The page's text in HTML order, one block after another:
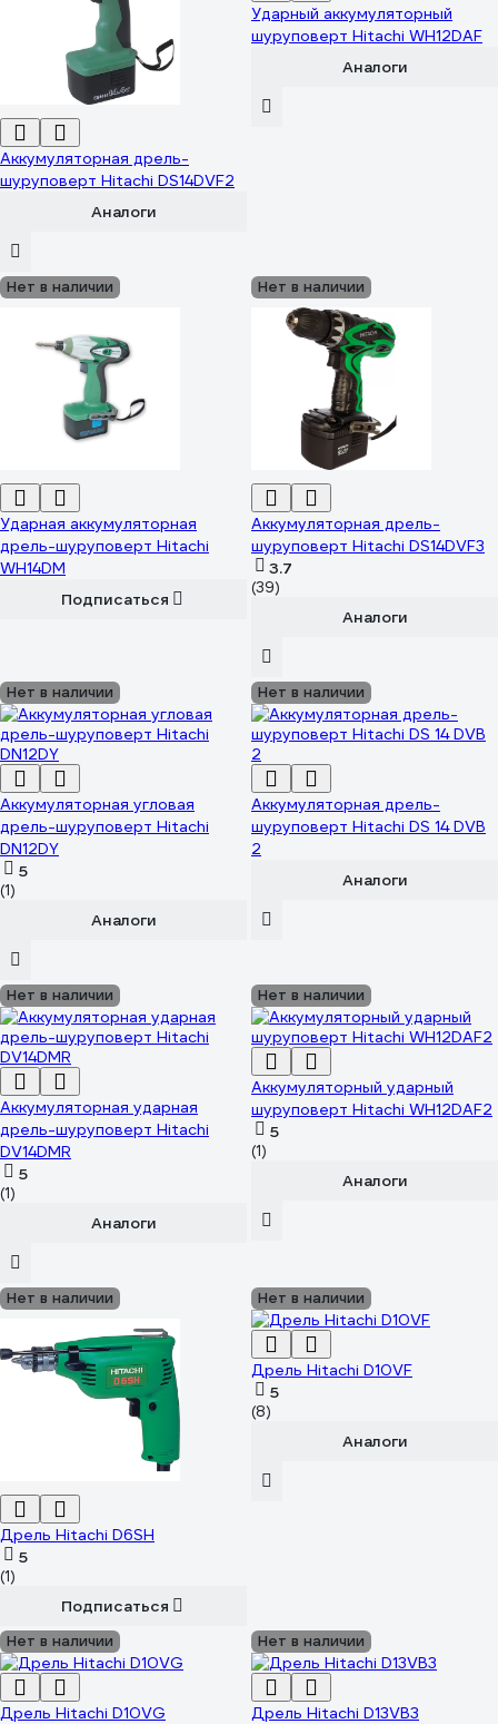
Аккумуляторная дрель-
шуруповерт Hitachi DS14DVF2
Аналоги
Ударный аккумуляторный
шуруповерт Hitachi WH12DAF
Аналоги
Нет в наличии
Ударная аккумуляторная
дрель-шуруповерт Hitachi
WH14DM
Подписаться
Нет в наличии
Аккумуляторная дрель-
шуруповерт Hitachi DS14DVF3
3.7
(39)
Аналоги
Нет в наличии
Аккумуляторная угловая
дрель-шуруповерт Hitachi
DN12DY
5
(1)
Аналоги
Нет в наличии
Аккумуляторная дрель-
шуруповерт Hitachi DS 14 DVB
2
Аналоги
Нет в наличии
Аккумуляторная ударная
дрель-шуруповерт Hitachi
DV14DMR
5
(1)
Аналоги
Нет в наличии
Аккумуляторный ударный
шуруповерт Hitachi WH12DAF2
5
(1)
Аналоги
Нет в наличии
Дрель Hitachi D6SH
5
(1)
Подписаться
Нет в наличии
Дрель Hitachi D10VF
5
(8)
Аналоги
Нет в наличии
Дрель Hitachi D10VG
Нет в наличии
Дрель Hitachi D13VB3